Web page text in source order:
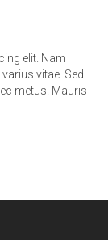
elit. Nam
vitae. Sed
metus. Mauris